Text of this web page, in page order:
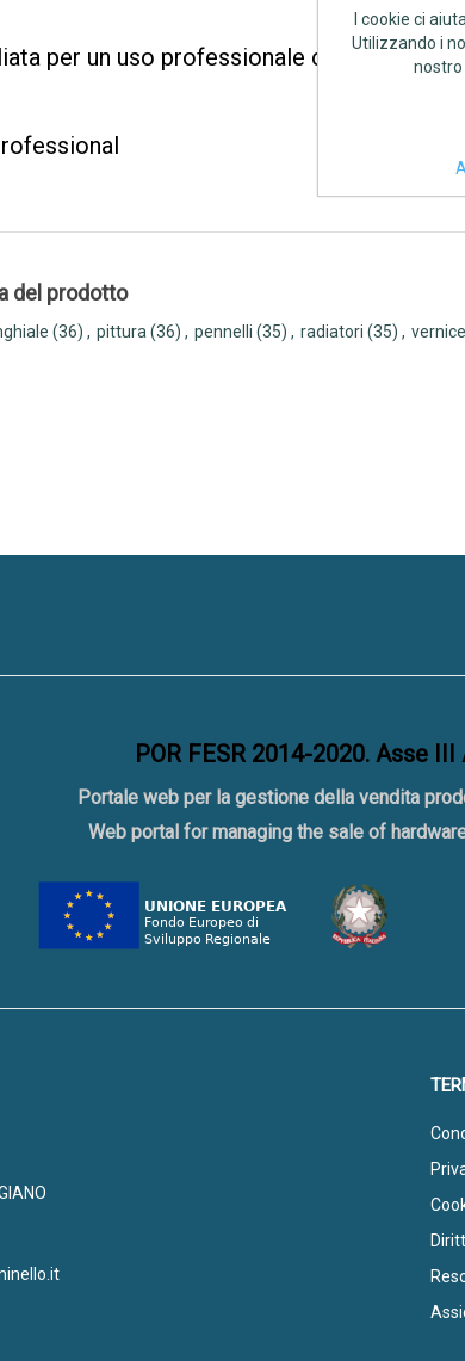
per un uso professionale con tutti i tipi
del prodotto
(36) , pittura(36) , pennelli (35) , radiatori (35) , vernice
POR FESR 2014-2020. Asse
Portale web per la gestione della vendita
Web portal for managing the sale of
I cookie ci
Utilizzando i
nostro